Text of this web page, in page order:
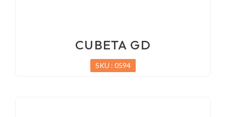
CUBETA GD
SKU : 0594